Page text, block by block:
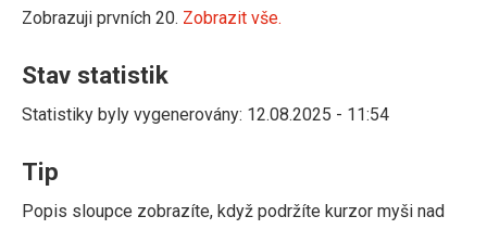
Zobrazuji prvních 20. Zobrazit vše.
Stav statistik
Statistiky byly vygenerovány: 12.08.2025 - 11:54
Tip
Popis sloupce zobrazíte, když podržíte kurzor myši nad